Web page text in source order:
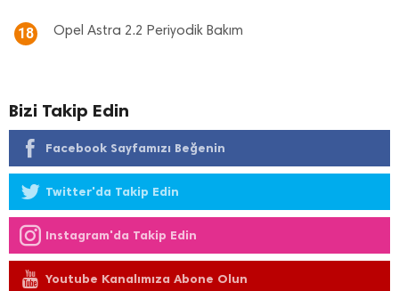
18 Opel Astra 2.2 Periyodik Bakım
Bizi Takip Edin
Facebook Sayfamızı Beğenin
Twitter'da Takip Edin
Instagram'da Takip Edin
Youtube Kanalımıza Abone Olun